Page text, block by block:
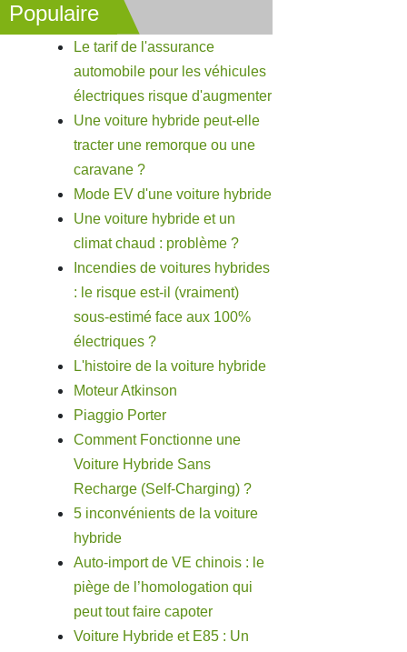
Populaire
Le tarif de l'assurance
automobile pour les véhicules
électriques risque d'augmenter
Une voiture hybride peut-elle
tracter une remorque ou une
caravane ?
Mode EV d'une voiture hybride
Une voiture hybride et un
climat chaud : problème ?
Incendies de voitures hybrides
: le risque est-il (vraiment)
sous-estimé face aux 100%
électriques ?
L'histoire de la voiture hybride
Moteur Atkinson
Piaggio Porter
Comment Fonctionne une
Voiture Hybride Sans
Recharge (Self-Charging) ?
5 inconvénients de la voiture
hybride
Auto-import de VE chinois : le
piège de l’homologation qui
peut tout faire capoter
Voiture Hybride et E85 : Un